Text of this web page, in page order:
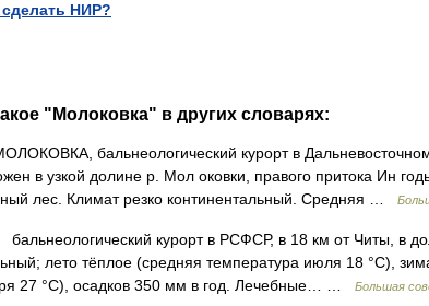
НИР?
"Молоковка" в других словарях:
бальнеологический курорт в
в узкой долине р. Мол оковки, правого притока Ин
лес. Климат резко континентальный. Средняя …
курорт в РСФСР, в 18 км от Читы, в
лето тёплое (средняя температура июля 18 °С),
27 °С), осадков 350 мм в год. Лечебные… …
Большая